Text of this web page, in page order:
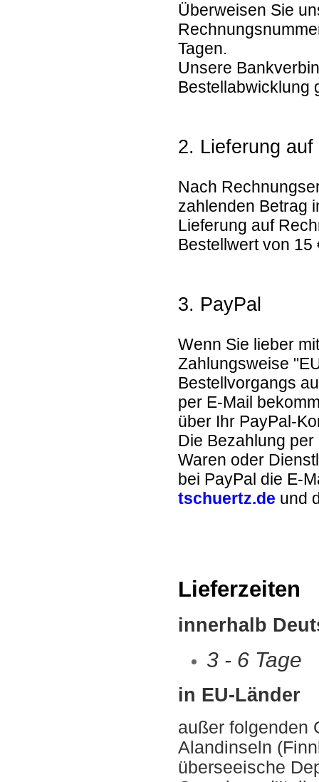
Überweisen Sie
Tagen.
Unsere
Bestellabwicklung
2. Lieferung
Nach
zahlenden Betrag
Lieferung auf
Bestellwert von 15
3. PayPal
Wenn Sie lieber
Zahlungsweise
Bestellvorgangs
per E-Mail
über Ihr PayPal-
Die Bezahlung
Waren oder
bei PayPal die E-
tschuertz.de und
Lieferzeiten
innerhalb
3 - 6 Tage
in EU-Länder
außer folgenden
Alandinseln
überseeische